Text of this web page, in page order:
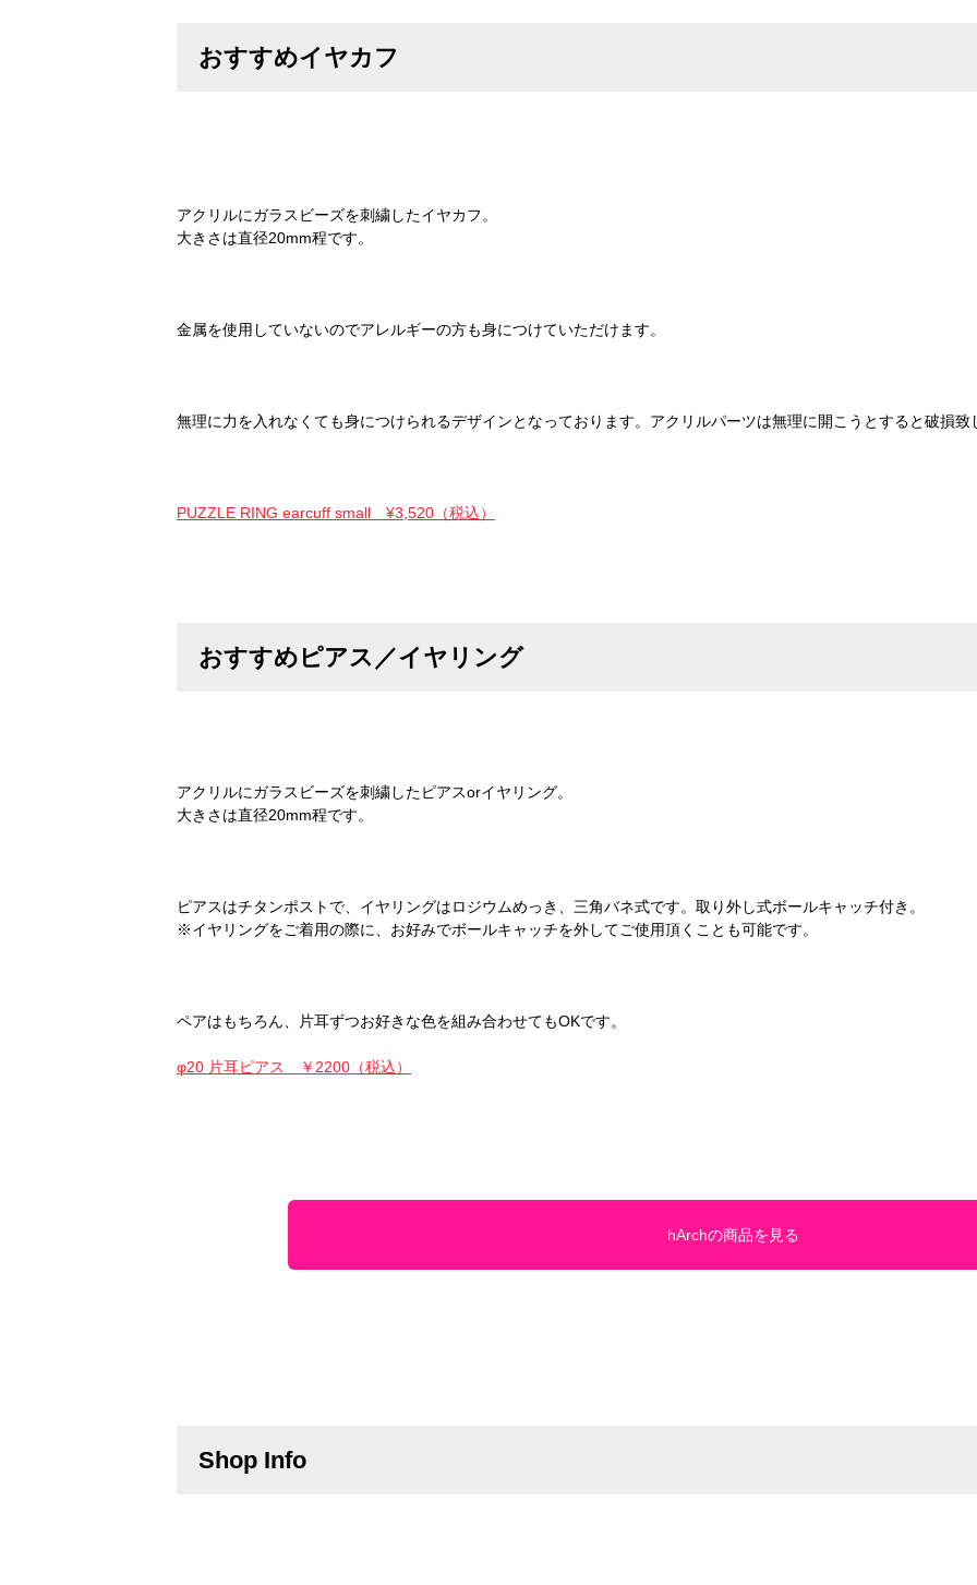
おすすめイヤカフ
アクリルにガラスビーズを刺繍したイヤカフ。
大きさは直径20mm程です。
金属を使用していないのでアレルギーの方も身につけていただけます。
無理に力を入れなくても身につけられるデザインとなっております。アクリルパーツは無理に開こうとすると破損致
PUZZLE RING earcuff small ¥3,520（税込）
おすすめピアス／イヤリング
アクリルにガラスビーズを刺繍したピアスorイヤリング。
大きさは直径20mm程です。
ピアスはチタンポストで、イヤリングはロジウムめっき、三角バネ式です。取り外し式ボールキャッチ付き。
※イヤリングをご着用の際に、お好みでボールキャッチを外してご使用頂くことも可能です。
ペアはもちろん、片耳ずつお好きな色を組み合わせてもOKです。
φ20 片耳ピアス ￥2200（税込）
hArchの商品を見る
Shop Info